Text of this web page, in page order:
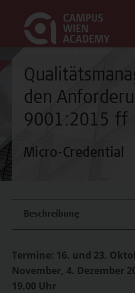
den
9001:2015 ff
Micro-Credential
Beschreibung
Termine: 16. und 23.
November, 4. Dezember
19.00 Uhr